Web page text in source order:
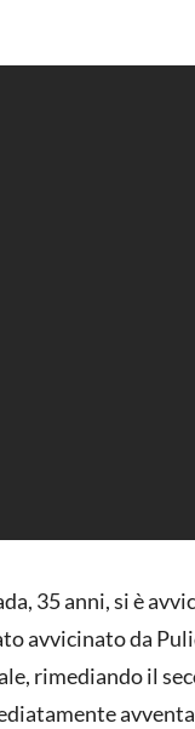
35 anni, si è
avvicinato da
rimediando il